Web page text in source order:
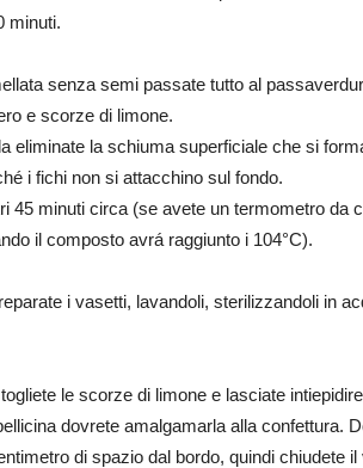
minuti.
senza semi passate tutto al
e scorze di limone.
eliminate la schiuma superficiale che si
i fichi non si attacchino sul fondo.
45 minuti circa (se avete un termometro da
il composto avrá raggiunto i 104°C).
i vasetti, lavandoli, sterilizzandoli in
le scorze di limone e lasciate
dovrete amalgamarla alla confettura.
di spazio dal bordo, quindi chiudete il